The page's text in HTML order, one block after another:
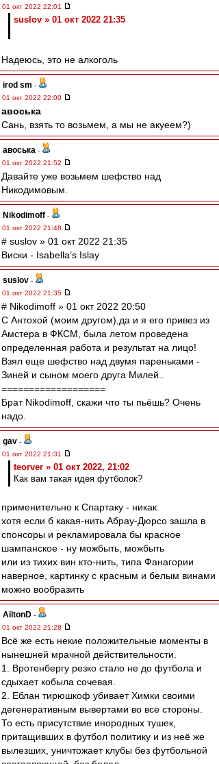
01 окт 2022 22:01
suslov » 01 окт 2022 21:35
Надеюсь, это не алкоголь
irod sm -
01 окт 2022 22:00
авоська
Сань, взять то возьмем, а мы не акуеем?)
авоська -
01 окт 2022 21:52
Давайте уже возьмем шефство над
Никодимовым.
Nikodimoff -
01 окт 2022 21:48
# suslov » 01 окт 2022 21:35
Виски - Isabella’s Islay
suslov -
01 окт 2022 21:35
# Nikodimoff » 01 окт 2022 20:50
С Антохой (моим другом),да и я его привез из
Амстера в ФКСМ, была летом проведена
определенная работа и результат на лицо!
Взял еще шефство над двумя пареньками -
Зиней и сыном моего друга Милей..
===================
Брат Nikodimoff, скажи что ты пьёшь? Очень
надо.
gav -
01 окт 2022 21:31
teorver » 01 окт 2022, 21:02
Как вам такая идея футболок?
применительно к Спартаку - никак
хотя если б какая-нить Абрау-Дюрсо зашла в
спонсоры и рекламировала бы красное
шампанское - ну можбыть, можбыть
или из тихих вин кто-нить, типа Фанагории
наверное, картинку с красным и белым винами
можно вообразить
AiltonD -
01 окт 2022 21:28
Всё же есть некие положительные моменты в
нынешней мрачной действительности.
1. Вротенбергу резко стало не до футбола и
сдыхает кобыла сочевая.
2. Еблан тирюшкоф убивает Химки своими
дегенеративным вывертами во все стороны.
То есть присутствие инородных тушек,
притащивших в футбол политику и из неё же
вылезших, уничтожает клубы без футбольной